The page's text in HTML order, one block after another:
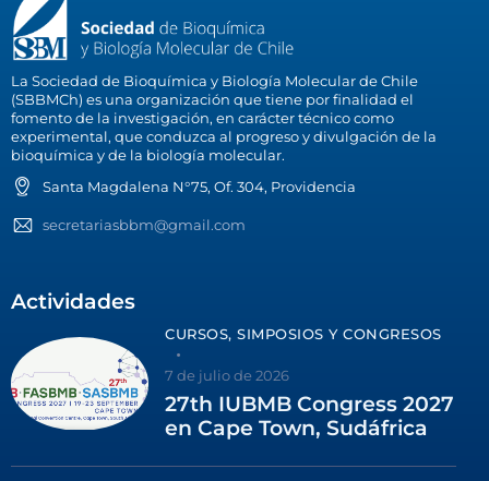
La Sociedad de Bioquímica y Biología Molecular de Chile
(SBBMCh) es una organización que tiene por finalidad el
fomento de la investigación, en carácter técnico como
experimental, que conduzca al progreso y divulgación de la
bioquímica y de la biología molecular.
Santa Magdalena N°75, Of. 304, Providencia
secretariasbbm@gmail.com
Actividades
CURSOS, SIMPOSIOS Y CONGRESOS
7 de julio de 2026
27th IUBMB Congress 2027
en Cape Town, Sudáfrica